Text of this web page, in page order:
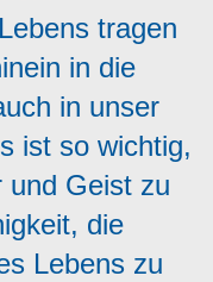
tragen
in die
in unser
ist so wichtig,
und Geist zu
die
Lebens zu